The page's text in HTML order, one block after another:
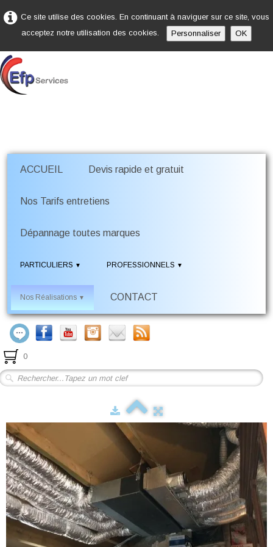
Ce site utilise des cookies. En continuant à naviguer sur ce site, vous
acceptez notre utilisation des cookies.
Personnaliser OK
ACCUEIL Devis rapide et gratuit
Nos Tarifs entretiens
Dépannage toutes marques
PARTICULIERS ▼ PROFESSIONNELS ▼
Nos Réalisations ▼ CONTACT
0